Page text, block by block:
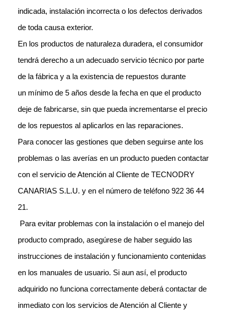
indicada, instalación incorrecta o los defectos derivados
de toda causa exterior.
En los productos de naturaleza duradera, el consumidor
tendrá derecho a un adecuado servicio técnico por parte
de la fábrica y a la existencia de repuestos durante
un mínimo de 5 años desde la fecha en que el producto
deje de fabricarse, sin que pueda incrementarse el precio
de los repuestos al aplicarlos en las reparaciones.
Para conocer las gestiones que deben seguirse ante los
problemas o las averías en un producto pueden contactar
con el servicio de Atención al Cliente de TECNODRY
CANARIAS S.L.U. y en el número de teléfono 922 36 44
21.
Para evitar problemas con la instalación o el manejo del
producto comprado, asegúrese de haber seguido las
instrucciones de instalación y funcionamiento contenidas
en los manuales de usuario. Si aun así, el producto
adquirido no funciona correctamente deberá contactar de
inmediato con los servicios de Atención al Cliente y